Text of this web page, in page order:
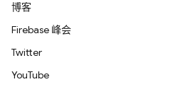
博客
Firebase 峰会
Twitter
YouTube